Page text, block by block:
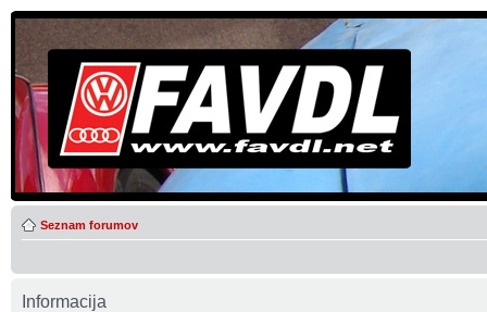
Seznam forumov
Informacija